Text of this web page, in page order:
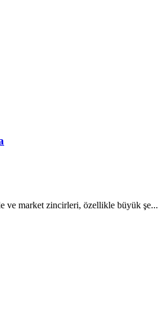
ve market zincirleri, özellikle büyük şe...